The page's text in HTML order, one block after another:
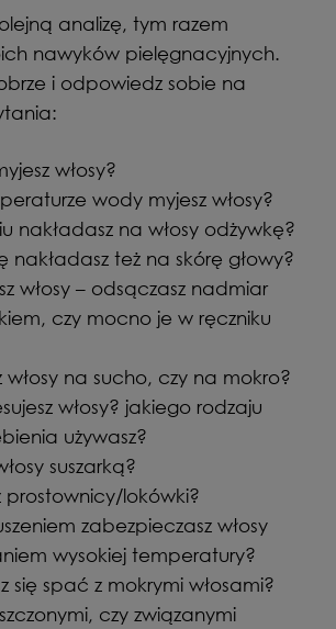
analizę, tym razem
nawyków pielęgnacyjnych.
i odpowiedz sobie na
włosy?
wody myjesz włosy?
nakładasz na włosy odżywkę?
nakładasz też na skórę głowy?
włosy – odsączasz nadmiar
czy mocno je w ręczniku
włosy na sucho, czy na mokro?
włosy? jakiego rodzaju
używasz?
suszarką?
prostownicy/lokówki?
zabezpieczasz włosy
wysokiej temperatury?
się spać z mokrymi włosami?
czy związanymi